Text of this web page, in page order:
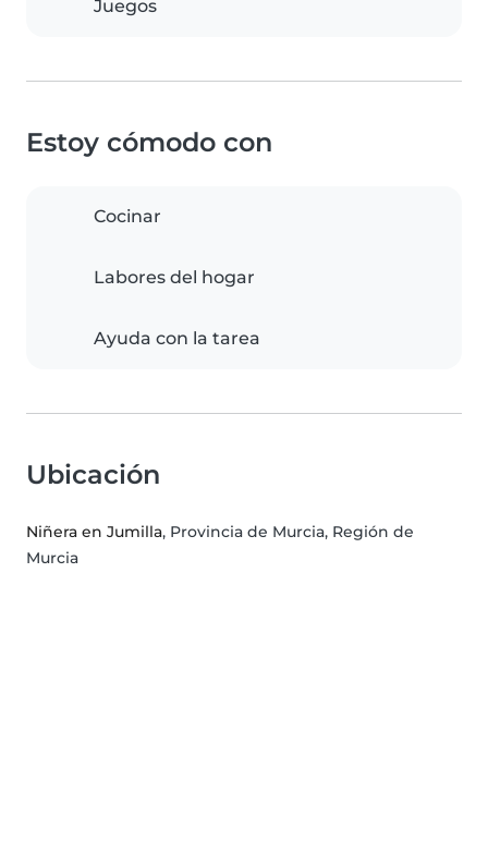
Juegos
Estoy cómodo con
Cocinar
Labores del hogar
Ayuda con la tarea
Ubicación
Niñera en Jumilla, Provincia de Murcia, Región de
Murcia